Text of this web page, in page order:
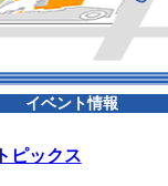
イベント情報
ピックス